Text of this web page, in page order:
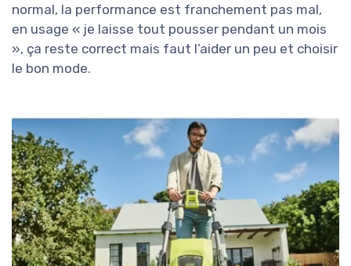
normal, la performance est franchement pas mal,
en usage « je laisse tout pousser pendant un mois
», ça reste correct mais faut l’aider un peu et choisir
le bon mode.